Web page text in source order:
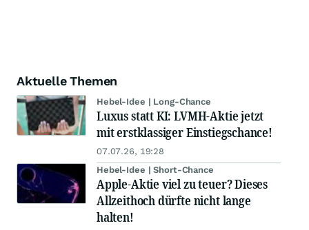
Aktuelle Themen
Hebel-Idee | Long-Chance
Luxus statt KI: LVMH-Aktie jetzt
mit erstklassiger Einstiegschance!
07.07.26, 19:28
Hebel-Idee | Short-Chance
Apple-Aktie viel zu teuer? Dieses
Allzeithoch dürfte nicht lange
halten!